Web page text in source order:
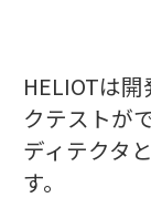
HELIOTは
クテストが
ディテクタ
す。